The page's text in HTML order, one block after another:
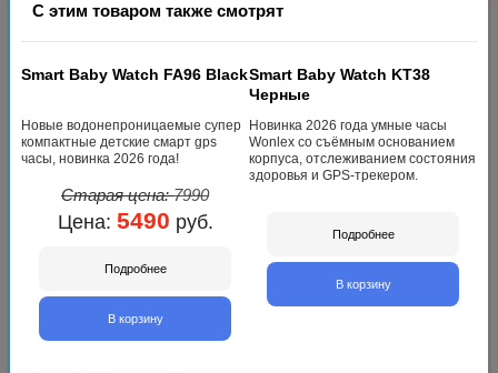
С этим товаром также смотрят
Smart Baby Watch FA96 Black
Новые водонепроницаемые супер
компактные детские смарт gps
часы, новинка 2026 года!
Старая цена:7990
Цена: 5490 руб.
Подробнее
В корзину
Smart Baby Watch KT38
Черные
Новинка 2026 года умные часы
Wonlex со съёмным основанием
корпуса, отслеживанием состояния
здоровья и GPS-трекером.
Подробнее
В корзину